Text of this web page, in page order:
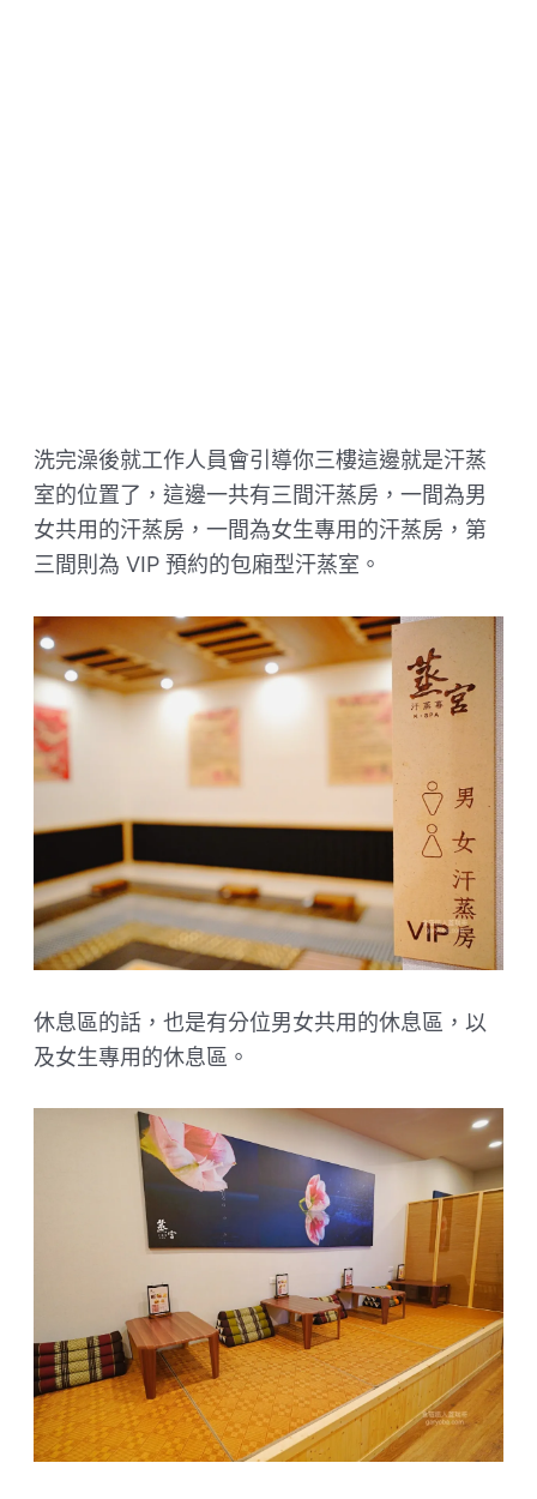
洗完澡後就工作人員會引導你三樓這邊就是汗蒸
室的位置了，這邊一共有三間汗蒸房，一間為男
女共用的汗蒸房，一間為女生專用的汗蒸房，第
三間則為 VIP 預約的包廂型汗蒸室。
休息區的話，也是有分位男女共用的休息區，以
及女生專用的休息區。